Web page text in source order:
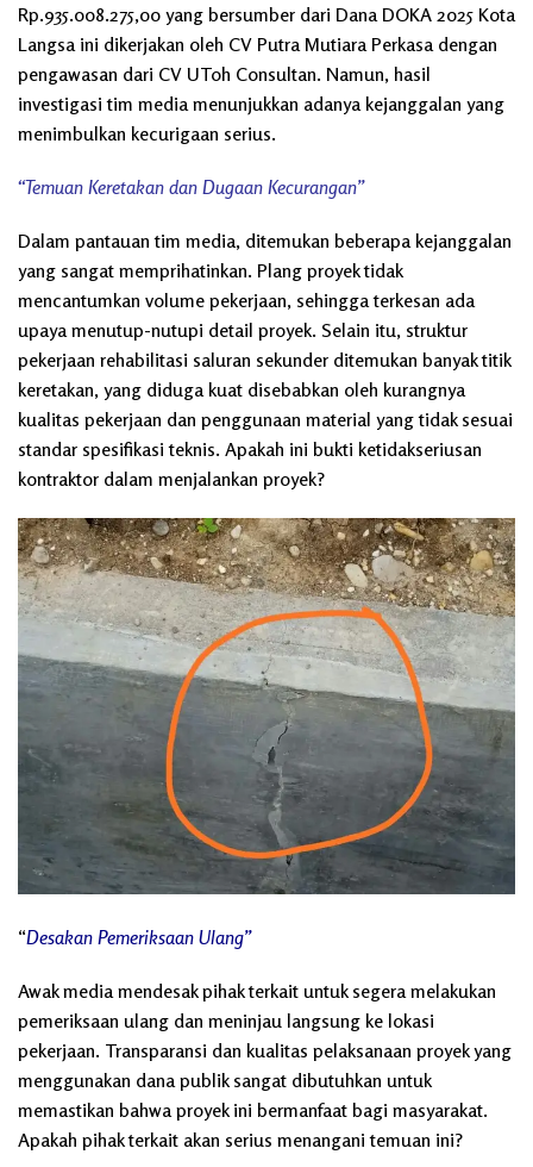
Rp.935.008.275,00 yang bersumber dari Dana DOKA 2025 Kota
Langsa ini dikerjakan oleh CV Putra Mutiara Perkasa dengan
pengawasan dari CV UToh Consultan. Namun, hasil
investigasi tim media menunjukkan adanya kejanggalan yang
menimbulkan kecurigaan serius.
“Temuan Keretakan dan Dugaan Kecurangan”
Dalam pantauan tim media, ditemukan beberapa kejanggalan
yang sangat memprihatinkan. Plang proyek tidak
mencantumkan volume pekerjaan, sehingga terkesan ada
upaya menutup-nutupi detail proyek. Selain itu, struktur
pekerjaan rehabilitasi saluran sekunder ditemukan banyak titik
keretakan, yang diduga kuat disebabkan oleh kurangnya
kualitas pekerjaan dan penggunaan material yang tidak sesuai
standar spesifikasi teknis. Apakah ini bukti ketidakseriusan
kontraktor dalam menjalankan proyek?
“Desakan Pemeriksaan Ulang”
Awak media mendesak pihak terkait untuk segera melakukan
pemeriksaan ulang dan meninjau langsung ke lokasi
pekerjaan. Transparansi dan kualitas pelaksanaan proyek yang
menggunakan dana publik sangat dibutuhkan untuk
memastikan bahwa proyek ini bermanfaat bagi masyarakat.
Apakah pihak terkait akan serius menangani temuan ini?